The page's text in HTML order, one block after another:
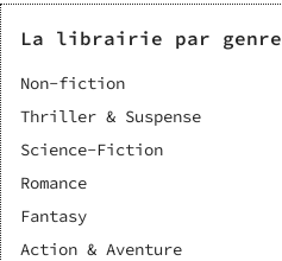
La librairie par genre
Non-fiction
Thriller & Suspense
Science-Fiction
Romance
Fantasy
Action & Aventure